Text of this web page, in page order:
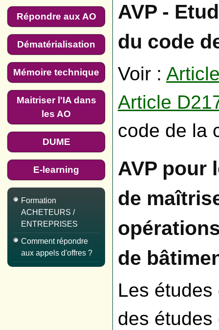
Répondre aux AO
Dématérialisation
Mémoire technique
Maitriser l'IA dans
les AO
DUME
E-learning
Formation
ACHETEURS /
ENTREPRISES
Comment répondre
aux appels d'offres ?
AVP -
du code
Voir :
Article
code de la
AVP pour
de
de
Les
des études